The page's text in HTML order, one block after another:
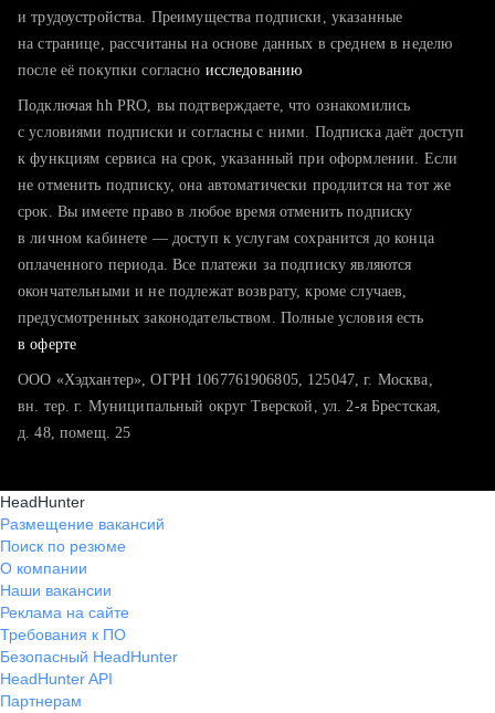
тратите много времени на поиск и вручную поднимаете
хотите сравнить себя с конкурентами и оценить шансы
и трудоустройства. Преимущества подписки, указанные
на странице, рассчитаны на основе данных в среднем в неделю
после её покупки согласно исследованию
Подключая hh PRO, вы подтверждаете, что ознакомились
с условиями подписки и согласны с ними. Подписка даёт доступ
к функциям сервиса на срок, указанный при оформлении. Если
не отменить подписку, она автоматически продлится на тот же
срок. Вы имеете право в любое время отменить подписку
в личном кабинете — доступ к услугам сохранится до конца
оплаченного периода. Все платежи за подписку являются
окончательными и не подлежат возврату, кроме случаев,
предусмотренных законодательством. Полные условия есть
в оферте
ООО «Хэдхантер», ОГРН 1067761906805, 125047, г. Москва,
вн. тер. г. Муниципальный округ Тверской, ул. 2-я Брестская,
д. 48, помещ. 25
HeadHunter
Размещение вакансий
Поиск по резюме
О компании
Наши вакансии
Реклама на сайте
Требования к ПО
Безопасный HeadHunter
HeadHunter API
Партнерам